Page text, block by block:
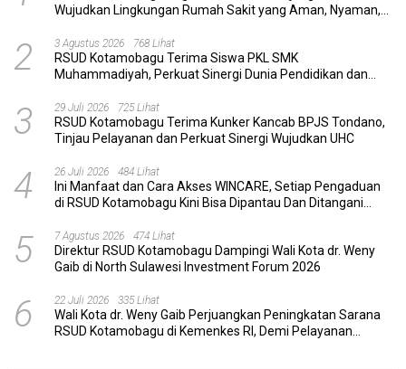
Wujudkan Lingkungan Rumah Sakit yang Aman, Nyaman,
2 3 Agustus 2026 768 Lihat
RSUD Kotamobagu Terima Siswa PKL SMK
Muhammadiyah, Perkuat Sinergi Dunia Pendidikan dan
3 29 Juli 2026 725 Lihat
RSUD Kotamobagu Terima Kunker Kancab BPJS Tondano,
Tinjau Pelayanan dan Perkuat Sinergi Wujudkan UHC
4 26 Juli 2026 484 Lihat
Ini Manfaat dan Cara Akses WINCARE, Setiap Pengaduan
di RSUD Kotamobagu Kini Bisa Dipantau Dan Ditangani
5 7 Agustus 2026 474 Lihat
Direktur RSUD Kotamobagu Dampingi Wali Kota dr. Weny
Gaib di North Sulawesi Investment Forum 2026
6 22 Juli 2026 335 Lihat
Wali Kota dr. Weny Gaib Perjuangkan Peningkatan Sarana
RSUD Kotamobagu di Kemenkes RI, Demi Pelayanan